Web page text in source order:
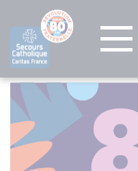
Aller
principal